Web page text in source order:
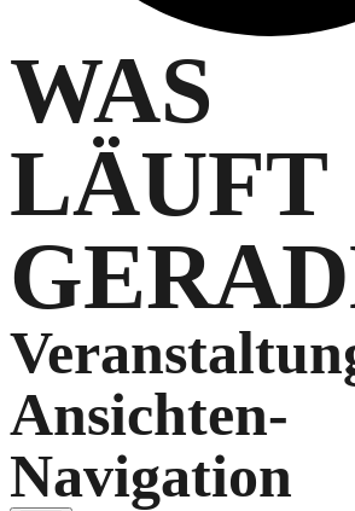
WAS
LÄUFT
Ansichten-
Navigation